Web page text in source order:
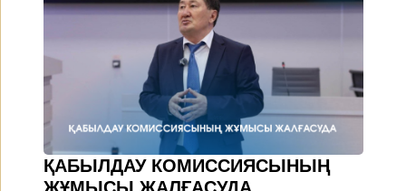
ҚАБЫЛДАУ КОМИССИЯСЫНЫҢ